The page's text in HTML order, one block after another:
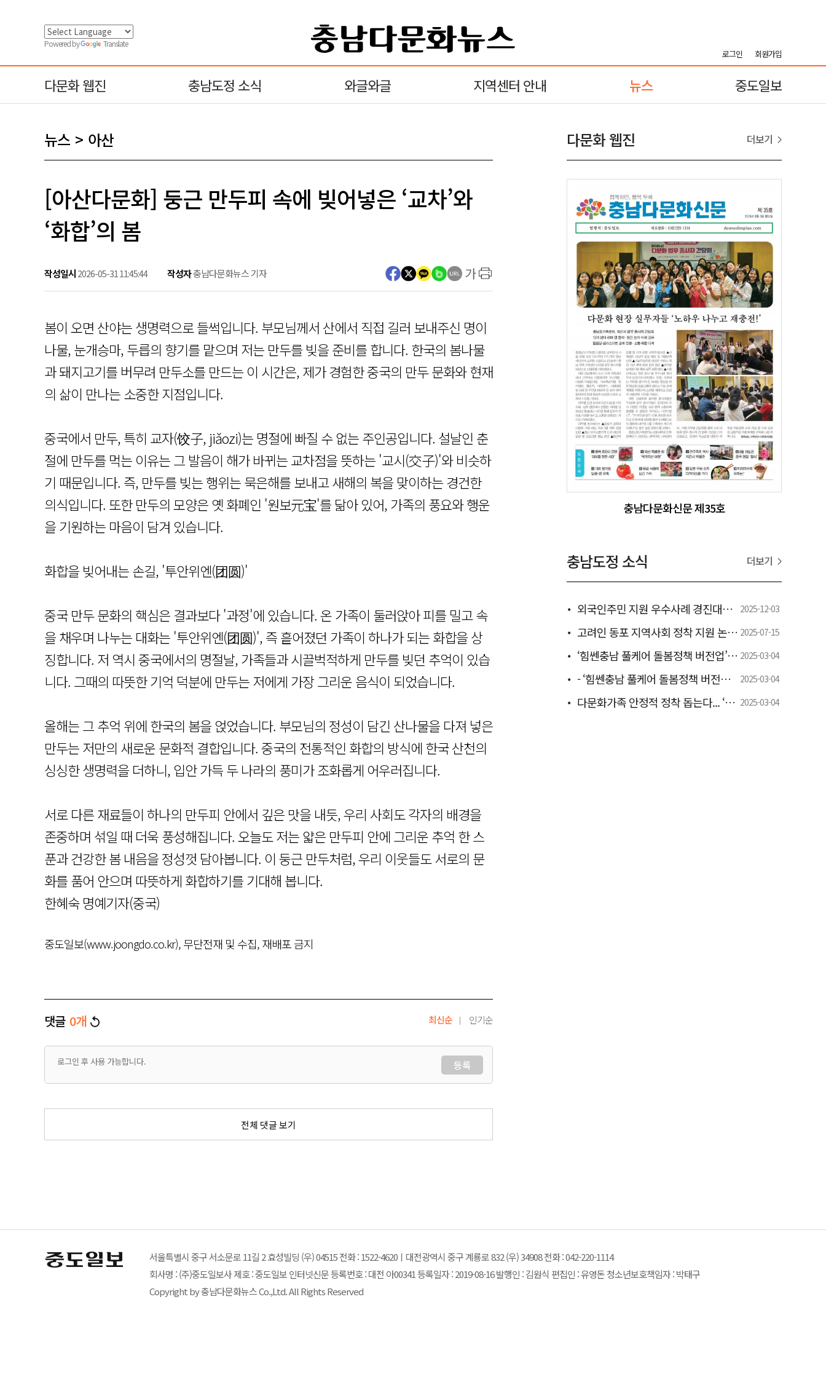
Powered by Translate
로그인 회원가입
다문화 웹진 충남도정 소식 와글와글 지역센터 안내 뉴스 중도일보
뉴스 아산
[아산다문화] 둥근 만두피 속에 빚어넣은 ‘교차’와
‘화합’의 봄
작성일시 2026-05-31 11:45:44 작성자충남다문화뉴스 기자 가
봄이 오면 산야는 생명력으로 들썩입니다. 부모님께서 산에서 직접 길러 보내주신 명이
나물, 눈개승마, 두릅의 향기를 맡으며 저는 만두를 빚을 준비를 합니다. 한국의 봄나물
과 돼지고기를 버무려 만두소를 만드는 이 시간은, 제가 경험한 중국의 만두 문화와 현재
의 삶이 만나는 소중한 지점입니다.
중국에서 만두, 특히 교자(饺子, jiǎozi)는 명절에 빠질 수 없는 주인공입니다. 설날인 춘
절에 만두를 먹는 이유는 그 발음이 해가 바뀌는 교차점을 뜻하는 '교시(交子)'와 비슷하
기 때문입니다. 즉, 만두를 빚는 행위는 묵은해를 보내고 새해의 복을 맞이하는 경건한
의식입니다. 또한 만두의 모양은 옛 화폐인 '원보元宝'를 닮아 있어, 가족의 풍요와 행운
을 기원하는 마음이 담겨 있습니다.
화합을 빚어내는 손길, '투안위엔(团圆)'
중국 만두 문화의 핵심은 결과보다 '과정'에 있습니다. 온 가족이 둘러앉아 피를 밀고 속
을 채우며 나누는 대화는 '투안위엔(团圆)', 즉 흩어졌던 가족이 하나가 되는 화합을 상
징합니다. 저 역시 중국에서의 명절날, 가족들과 시끌벅적하게 만두를 빚던 추억이 있습
니다. 그때의 따뜻한 기억 덕분에 만두는 저에게 가장 그리운 음식이 되었습니다.
올해는 그 추억 위에 한국의 봄을 얹었습니다. 부모님의 정성이 담긴 산나물을 다져 넣은
만두는 저만의 새로운 문화적 결합입니다. 중국의 전통적인 화합의 방식에 한국 산천의
싱싱한 생명력을 더하니, 입안 가득 두 나라의 풍미가 조화롭게 어우러집니다.
서로 다른 재료들이 하나의 만두피 안에서 깊은 맛을 내듯, 우리 사회도 각자의 배경을
존중하며 섞일 때 더욱 풍성해집니다. 오늘도 저는 얇은 만두피 안에 그리운 추억 한 스
푼과 건강한 봄 내음을 정성껏 담아봅니다. 이 둥근 만두처럼, 우리 이웃들도 서로의 문
화를 품어 안으며 따뜻하게 화합하기를 기대해 봅니다.
한혜숙 명예기자(중국)
중도일보(www.joongdo.co.kr), 무단전재 및 수집, 재배포 금지
댓글 0개 최신순 인기순
등록
전체 댓글 보기
다문화 웹진 더보기
충남다문화신문 제35호
충남도정 소식 더보기
외국인주민 지원 우수사례 경진대회 우수상 - 전국 최초 유학생 지역정착 ‘충남형 일학습병행제’ 모델로 특별교부세 6000만 원 확보 - 2025-12-03
고려인 동포 지역사회 정착 지원 논의 - 도, 정착 지원 간담회 개최 - 2025-07-15
‘힘쎈충남 풀케어 돌봄정책 버전업’ 추진 박차 - 도, 보령서 인구정책분야 도·시군 합동 워크숍 개최 - 2025-03-04
- ‘힘쎈충남 풀케어 돌봄정책 버전업’ 마련…하반기 본격 추진 - 2025-03-04
다문화가족 안정적 정착 돕는다... ‘2025년 충청남도 다문화가족정책 시행계획 수립.추진 2025-03-04
서울특별시 중구 서소문로 11길 2 효성빌딩 (우) 04515 전화 : 1522-4620ㅣ대전광역시 중구 계룡로 832 (우) 34908 전화 : 042-220-1114
회사명 : (주)중도일보사 제호 : 중도일보 인터넷신문 등록번호 : 대전 아00341 등록일자 : 2019-08-16 발행인 : 김원식 편집인 : 유영돈 청소년보호책임자 : 박태구
Copyright by 충남다문화뉴스 Co.,Ltd. All Rights Reserved